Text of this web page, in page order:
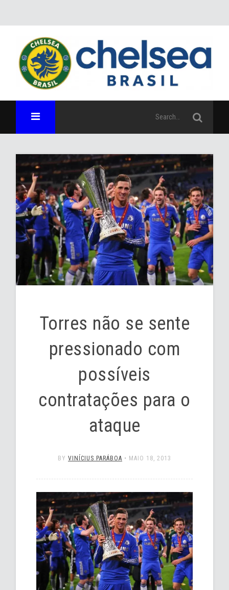
Torres não se sente
pressionado com
possíveis
contratações para o
ataque
BY VINÍCIUS PARÁBOA • MAIO 18, 2013